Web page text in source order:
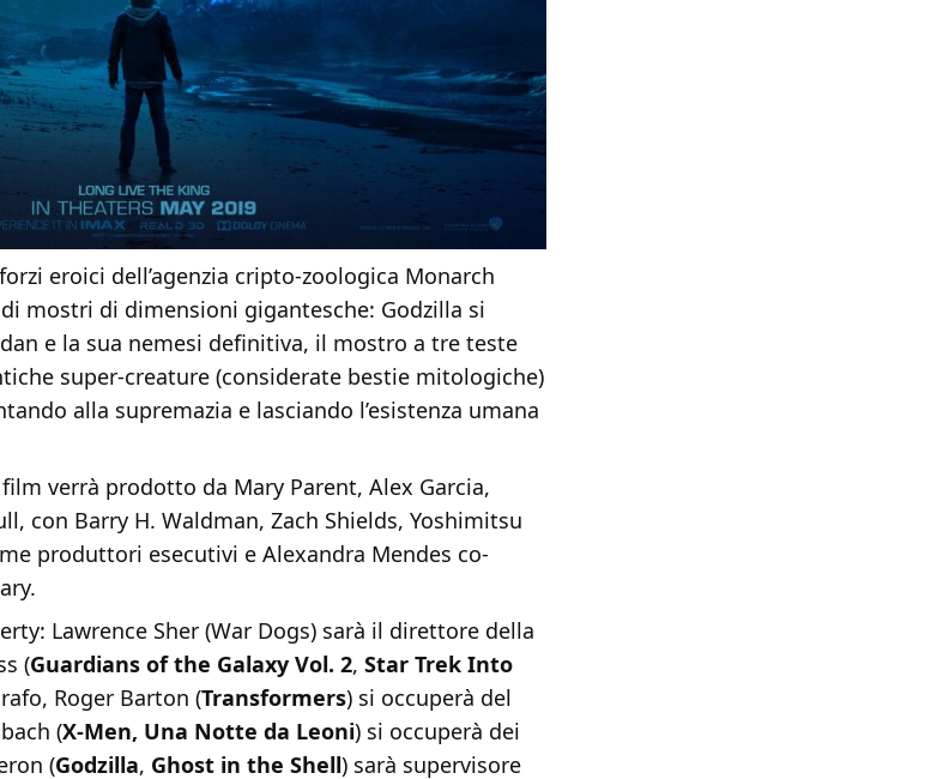
eroici dell’agenzia cripto-zoologica Monarch
mostri di dimensioni gigantesche: Godzilla si
e la sua nemesi definitiva, il mostro a tre teste
super-creature (considerate bestie mitologiche)
alla supremazia e lasciando l’esistenza umana
verrà prodotto da Mary Parent, Alex Garcia,
con Barry H. Waldman, Zach Shields, Yoshimitsu
produttori esecutivi e Alexandra Mendes co-
Lawrence Sher (War Dogs) sarà il direttore della
(Guardians of the Galaxy Vol. 2, Star Trek Into
Roger Barton (Transformers) si occuperà del
(X-Men, Una Notte da Leoni) si occuperà dei
(Godzilla, Ghost in the Shell) sarà supervisore